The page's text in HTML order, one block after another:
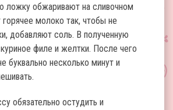
ложку обжаривают на сливочном
молоко так, чтобы не
добавляют соль. В полученную
филе и желтки. После чего
буквально несколько минут и
обязательно остудить и